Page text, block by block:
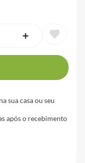
＋
sua casa ou seu
após o recebimento